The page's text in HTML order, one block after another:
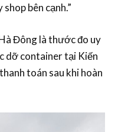
bên cạnh.”
Đông là thước đo uy
dỡ containertại Kiến
toán sau khi hoàn